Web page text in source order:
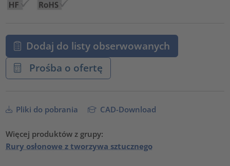
Dodaj do listy obserwowanych
Prośba o ofertę
Pliki do pobrania CAD-Download
Więcej produktów z grupy:
Rury osłonowe z tworzywa sztucznego